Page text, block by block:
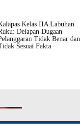
Kelas IIA Labuhan
Delapan Dugaan
Tidak Benar dan
Sesuai Fakta